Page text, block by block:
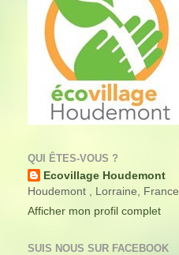
QUI ÊTES-VOUS ?
Ecovillage Houdemont
Houdemont , Lorraine, France
Afficher mon profil complet
SUIS NOUS SUR FACEBOOK